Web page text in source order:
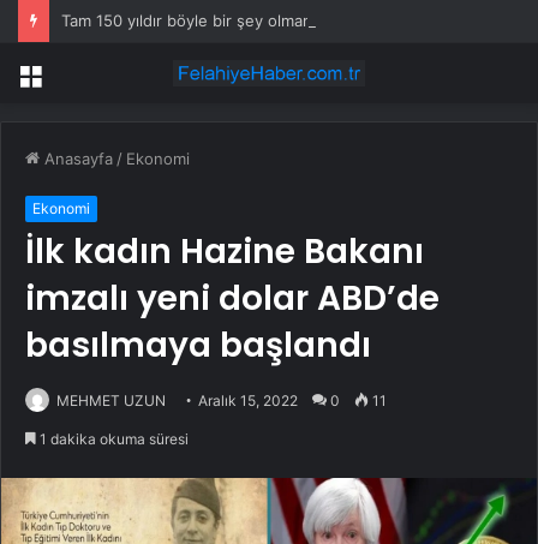
Menü
Anasayfa / Ekonomi
Ekonomi
İlk kadın Hazine Bakanı
imzalı yeni dolar ABD’de
basılmaya başlandı
MEHMET UZUN Aralık 15, 2022 0 11
1 dakika okuma süresi